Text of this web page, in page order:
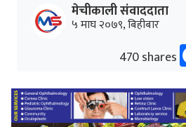
मेचीकाली संवाददाता
५ माघ २०७९, बिहीबार
470 shares